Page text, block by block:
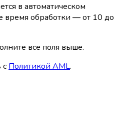
в автоматическом
обработки — от 10 до
все поля выше.
с Политикой AML.